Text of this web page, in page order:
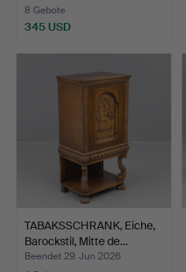
8 Gebote
345 USD
TABAKSSCHRANK, Eiche,
Barockstil, Mitte de…
Beendet 29. Jun 2026